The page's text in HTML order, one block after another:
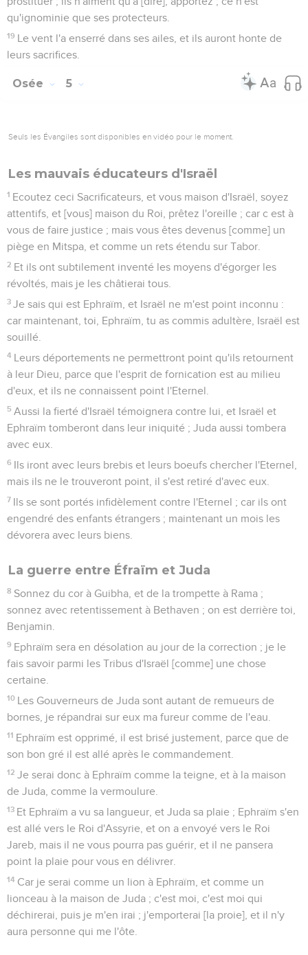
qu'ignominie que ses protecteurs.
19 Le vent l'a enserré dans ses ailes, et ils auront honte de
leurs sacrifices.
Osée 5
Seuls les Évangiles sont disponibles en vidéo pour le moment.
Les mauvais éducateurs d'Israël
1 Ecoutez ceci Sacrificateurs, et vous maison d'Israël, soyez
attentifs, et [vous] maison du Roi, prêtez l'oreille ; car c est à
vous de faire justice ; mais vous êtes devenus [comme] un
piège en Mitspa, et comme un rets étendu sur Tabor.
2 Et ils ont subtilement inventé les moyens d'égorger les
révoltés, mais je les châtierai tous.
3 Je sais qui est Ephraïm, et Israël ne m'est point inconnu :
car maintenant, toi, Ephraïm, tu as commis adultère, Israël est
souillé.
4 Leurs déportements ne permettront point qu'ils retournent
à leur Dieu, parce que l'esprit de fornication est au milieu
d'eux, et ils ne connaissent point l'Eternel.
5 Aussi la fierté d'Israël témoignera contre lui, et Israël et
Ephraïm tomberont dans leur iniquité ; Juda aussi tombera
avec eux.
6 Ils iront avec leurs brebis et leurs boeufs chercher l'Eternel,
mais ils ne le trouveront point, il s'est retiré d'avec eux.
7 Ils se sont portés infidèlement contre l'Eternel ; car ils ont
engendré des enfants étrangers ; maintenant un mois les
dévorera avec leurs biens.
La guerre entre Éfraïm et Juda
8 Sonnez du cor à Guibha, et de la trompette à Rama ;
sonnez avec retentissement à Bethaven ; on est derrière toi,
Benjamin.
9 Ephraïm sera en désolation au jour de la correction ; je le
fais savoir parmi les Tribus d'Israël [comme] une chose
certaine.
10 Les Gouverneurs de Juda sont autant de remueurs de
bornes, je répandrai sur eux ma fureur comme de l'eau.
11 Ephraïm est opprimé, il est brisé justement, parce que de
son bon gré il est allé après le commandement.
12 Je serai donc à Ephraïm comme la teigne, et à la maison
de Juda, comme la vermoulure.
13 Et Ephraïm a vu sa langueur, et Juda sa plaie ; Ephraïm s'en
est allé vers le Roi d'Assyrie, et on a envoyé vers le Roi
Jareb, mais il ne vous pourra pas guérir, et il ne pansera
point la plaie pour vous en délivrer.
14 Car je serai comme un lion à Ephraïm, et comme un
lionceau à la maison de Juda ; c'est moi, c'est moi qui
déchirerai, puis je m'en irai ; j'emporterai [la proie], et il n'y
aura personne qui me l'ôte.